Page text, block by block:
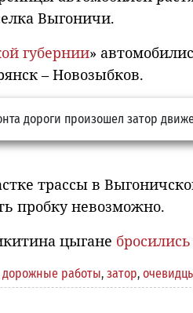
Выгоничи.
губернии»
– Новозыбков.
трассы в
пробку невозможно.
цыгане
дорожные работы, затор,